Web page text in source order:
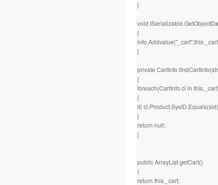
}
void
{
info.Addvalue
}
private CartInfo
{
foreach(CartInfo ci in
{
if(
}
return null;
}
public ArrayList getCart()
{
return this._cart;